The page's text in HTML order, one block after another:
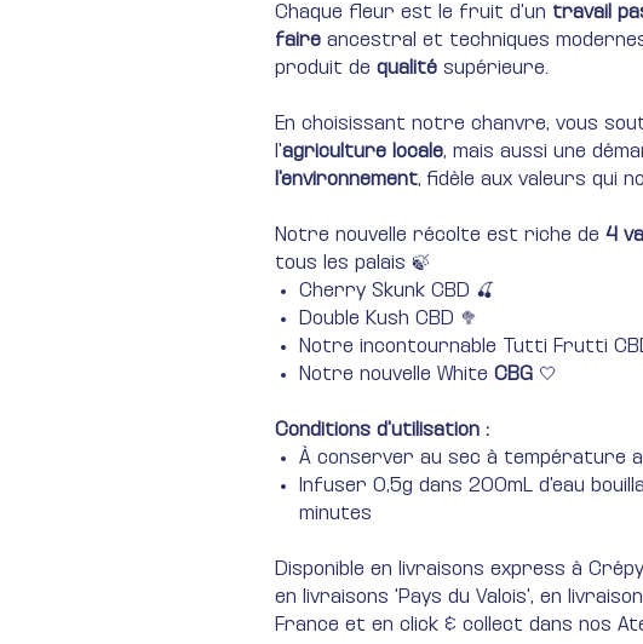
Chaque fleur est le fruit d'un travail
faire ancestral et techniques
produit de qualité supérieure.
En choisissant notre chanvre, vous
l'agriculture locale, mais aussi une
l'environnement, fidèle aux valeurs qui
Notre nouvelle récolte est riche de 4
tous les palais 🍃
Cherry Skunk CBD 🍒
Double Kush CBD 🥦
Notre incontournable Tutti Frutti
Notre nouvelle White CBG 🤍
Conditions d'utilisation :
À conserver au sec à température
Infuser 0,5g dans 200mL d'eau
minutes
Disponible en livraisons express à
en livraisons 'Pays du Valois', en
France et en click & collect dans nos